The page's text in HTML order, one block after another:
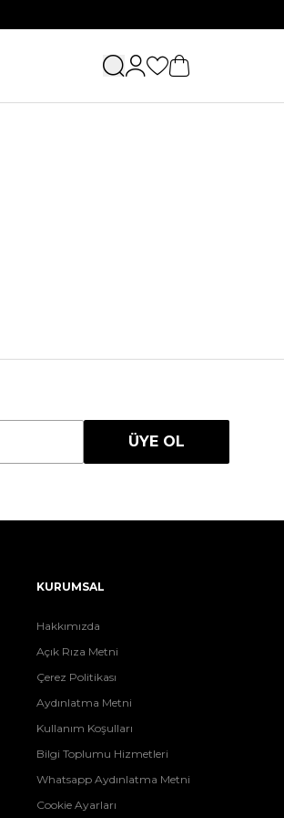
ÜYE OL
KURUMSAL
Hakkımızda
Açık Rıza Metni
Çerez Politikası
Aydınlatma Metni
Kullanım Koşulları
Bilgi Toplumu Hizmetleri
Whatsapp Aydınlatma Metni
Cookie Ayarları